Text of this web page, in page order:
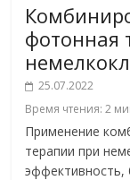
фотонная
25.07.2022
Время чтения:2
Применение
терапии при
эффективность,